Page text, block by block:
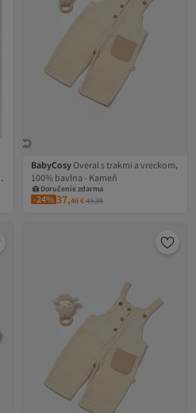
BabyCosyOveral s trakmi a vreckom,
100% bavlna - Kameň
Doručenie zdarma
Kupón na 1 EUR
Doručenie zdarma
-24% 37,46€49,38